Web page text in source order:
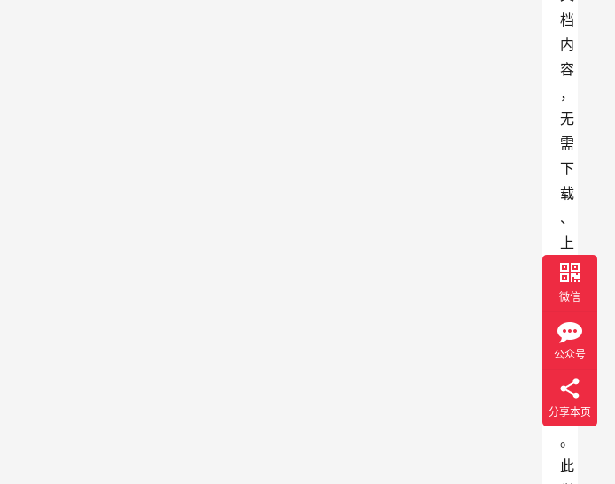
档
内
容
，
无
需
下
载
、
上
传
或
应
切
换
。
此
微信
公众号
分享本页